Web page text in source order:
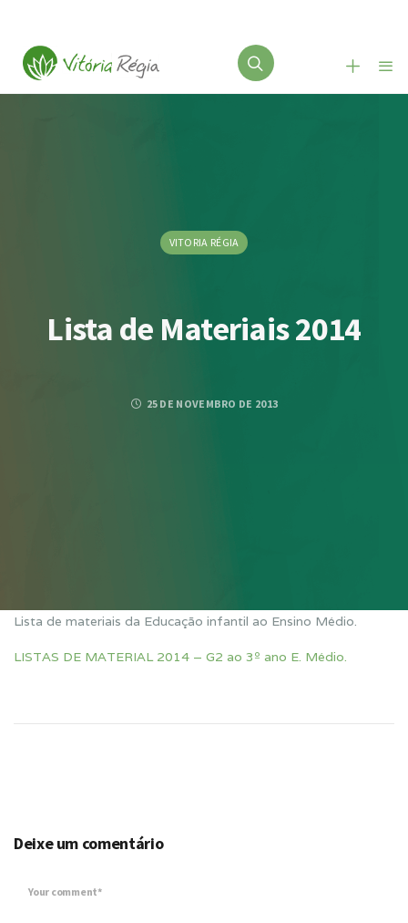
VITORIA RÉGIA
Lista de Materiais 2014
25 DE NOVEMBRO DE 2013
Lista de materiais da Educação infantil ao Ensino Médio.
LISTAS DE MATERIAL 2014 – G2 ao 3º ano E. Médio.
Deixe um comentário
Your comment*